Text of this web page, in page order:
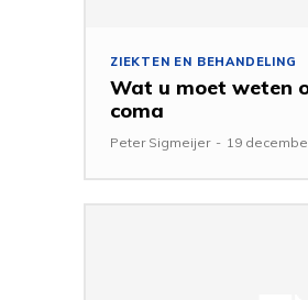
ZIEKTEN EN BEHANDELING
Wat u moet weten
coma
Peter Sigmeijer - 19